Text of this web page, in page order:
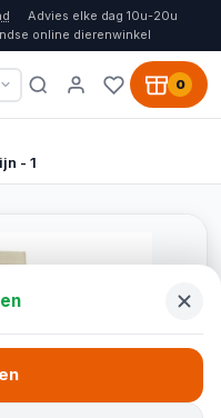
Advies elke dag 10u-20u
online dierenwinkel
0
- 1